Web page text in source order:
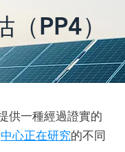
PP4）
供一種經過證實的
中心正在研究的不同